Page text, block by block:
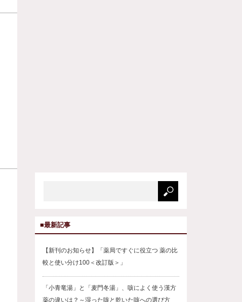
■最新記事
【新刊のお知らせ】「薬局ですぐに役立つ 薬の比
較と使い分け100＜改訂版＞」
「小青竜湯」と「麦門冬湯」、咳によく使う漢方
薬の違いは？～湿った咳と乾いた咳への選び方